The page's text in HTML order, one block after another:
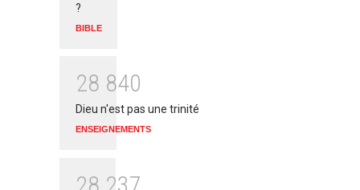
?
BIBLE
28 840
Dieu n'est pas une trinité
ENSEIGNEMENTS